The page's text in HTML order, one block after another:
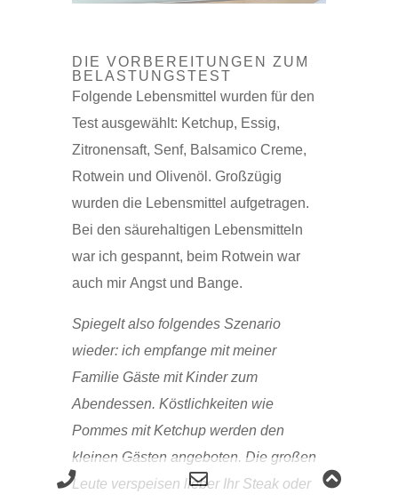
DIE VORBEREITUNGEN ZUM
BELASTUNGSTEST
Folgende Lebensmittel wurden für den
Test ausgewählt: Ketchup, Essig,
Zitronensaft, Senf, Balsamico Creme,
Rotwein und Olivenöl. Großzügig
wurden die Lebensmittel aufgetragen.
Bei den säurehaltigen Lebensmitteln
war ich gespannt, beim Rotwein war
auch mir Angst und Bange.
Spiegelt also folgendes Szenario
wieder: ich empfange mit meiner
Familie Gäste mit Kinder zum
Abendessen. Köstlichkeiten wie
Pommes mit Ketchup werden den
kleinen Gästen angeboten. Die großen
Leute verspeisen lieber Ihr Steak oder
Phone Email